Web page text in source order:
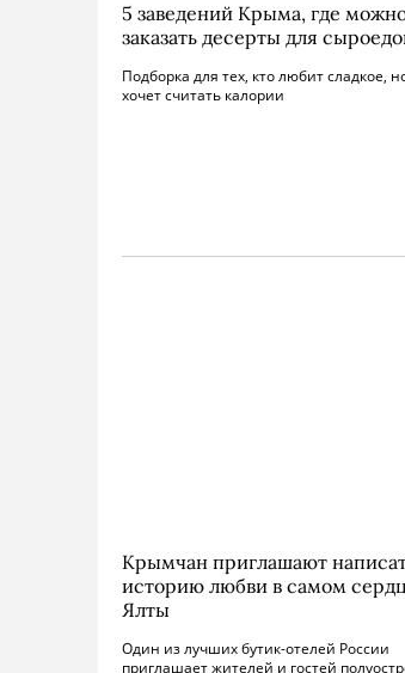
5 заведений Крыма, где
заказать десерты для
Подборка для тех, кто любит сладкое,
хочет считать калории
Крымчан приглашают
историю любви в самом
Ялты
Один из лучших бутик-отелей России
приглашает жителей и гостей